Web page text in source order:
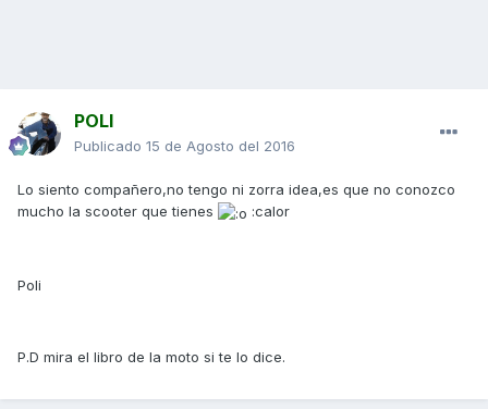
POLI
Publicado 15 de Agosto del 2016
Lo siento compañero,no tengo ni zorra idea,es que no conozco
mucho la scooter que tienes
:calor
Poli
P.D mira el libro de la moto si te lo dice.